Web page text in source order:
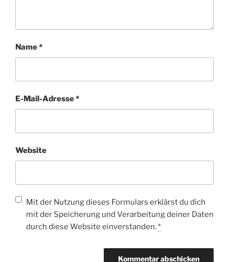
Name*
E-Mail-Adresse*
Website
Mit der Nutzung dieses Formulars erklärst du dich
mit der Speicherung und Verarbeitung deiner Daten
durch diese Website einverstanden.*